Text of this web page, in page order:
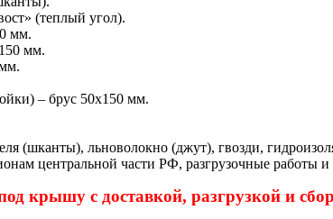
(теплый угол).
мм.
мм.
– брус 50х150 мм.
(шканты), льноволокно (джут), гвозди,
центральной части РФ, разгрузочные работы и
крышу с доставкой, разгрузкой и